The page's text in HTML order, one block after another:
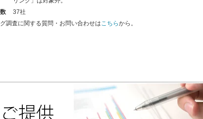
37社
調査に関する質問・お問い合わせはこちらから。